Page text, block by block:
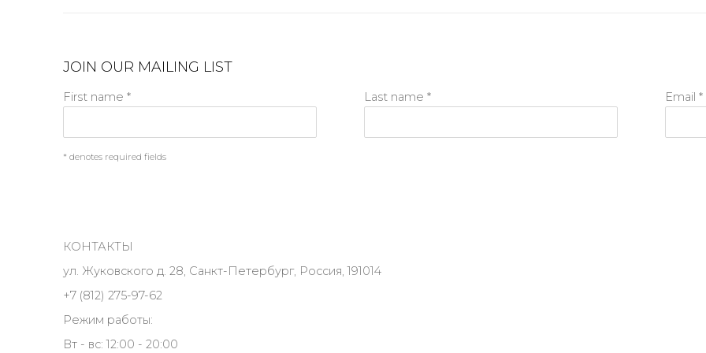
JOIN OUR MAILING LIST
First name * Last name * Email *
* denotes required fields
КОНТАКТЫ
ул. Жуковского д. 28, Санкт-Петербург, Россия, 191014
+7 (812) 275-97-62
Режим работы:
Вт - вс: 12:00 - 20:00